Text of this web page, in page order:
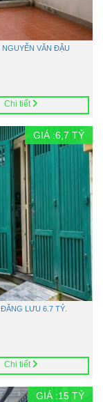
VĂN ĐẬU
Chi tiết
GIÁ :6,7 TỶ
LƯU 6.7 TỶ.
Chi tiết
GIÁ :15 TỶ